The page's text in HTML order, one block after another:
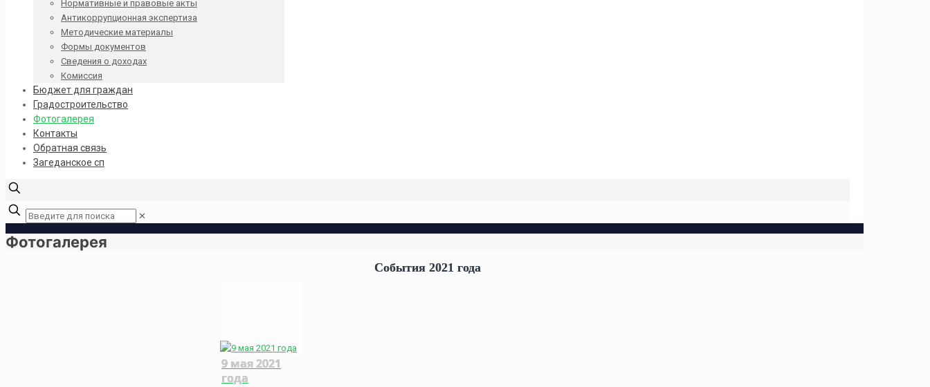
Нормативные и правовые акты
Антикоррупционная экспертиза
Методические материалы
Формы документов
Сведения о доходах
Комиссия
Бюджет для граждан
Градостроительство
Фотогалерея
Контакты
Обратная связь
Загеданское сп
✕
Фотогалерея
События 2021 года
9 мая 2021
года